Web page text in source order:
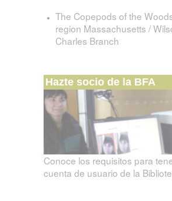
The Copepods of the
region Massachusetts /
Charles Branch
Hazte socio de la BFA
Conoce los requisitos para
cuenta de usuario de la